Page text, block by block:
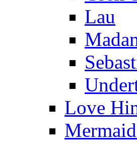
Lau
Love